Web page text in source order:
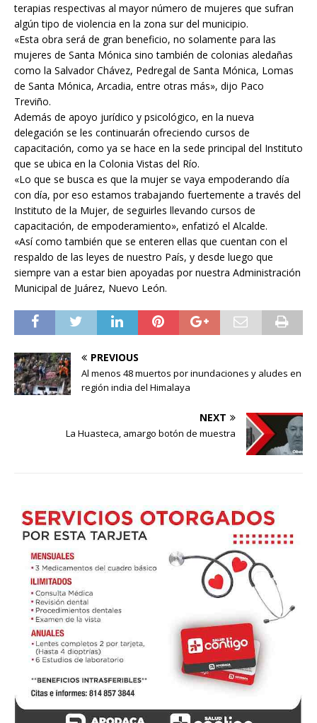
terapias respectivas al mayor número de mujeres que sufran
algún tipo de violencia en la zona sur del municipio.
«Esta obra será de gran beneficio, no solamente para las
mujeres de Santa Mónica sino también de colonias aledañas
como la Salvador Chávez, Pedregal de Santa Mónica, Lomas
de Santa Mónica, Arcadia, entre otras más», dijo Paco
Treviño.
Además de apoyo jurídico y psicológico, en la nueva
delegación se les continuarán ofreciendo cursos de
capacitación, como ya se hace en la sede principal del Instituto
que se ubica en la Colonia Vistas del Río.
«Lo que se busca es que la mujer se vaya empoderando día
con día, por eso estamos trabajando fuertemente a través del
Instituto de la Mujer, de seguirles llevando cursos de
capacitación, de empoderamiento», enfatizó el Alcalde.
«Así como también que se enteren ellas que cuentan con el
respaldo de las leyes de nuestro País, y desde luego que
siempre van a estar bien apoyadas por nuestra Administración
Municipal de Juárez, Nuevo León.
PREVIOUS
Al menos 48 muertos por inundaciones y aludes en
región india del Himalaya
NEXT
La Huasteca, amargo botón de muestra